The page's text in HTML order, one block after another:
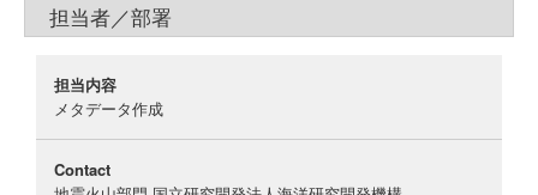
担当者／部署
担当内容
メタデータ作成
Contact